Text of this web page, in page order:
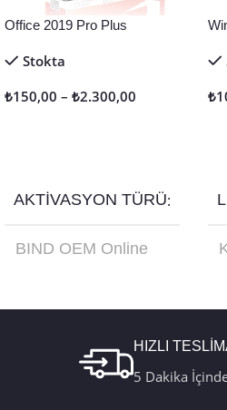
Office 2019 Pro Plus
Stokta
₺150,00 – ₺2.300,00
AKTIVASYON TÜRÜ
BIND OEM Online
₺
HIZLI
5 Dakika